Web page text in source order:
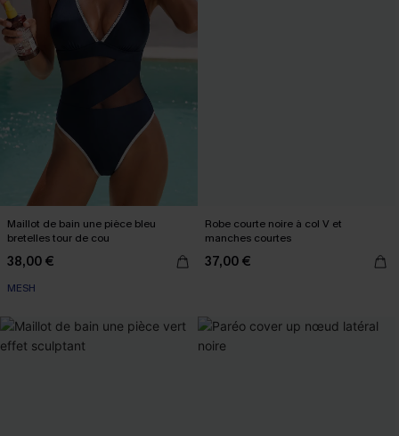
Maillot de bain une pièce bleu
bretelles tour de cou
38,00 €
MESH
Robe courte noire à col V et
manches courtes
37,00 €